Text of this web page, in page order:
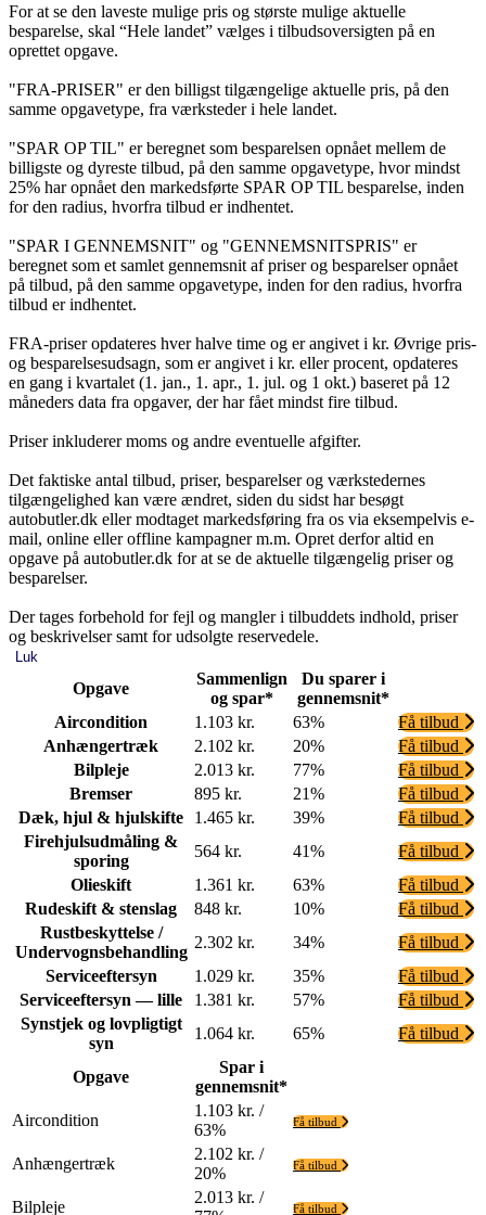
For at se den laveste mulige pris og største mulige aktuelle
besparelse, skal “Hele landet” vælges i tilbudsoversigten på en
oprettet opgave.
"FRA-PRISER" er den billigst tilgængelige aktuelle pris, på den
samme opgavetype, fra værksteder i hele landet.
"SPAR OP TIL" er beregnet som besparelsen opnået mellem de
billigste og dyreste tilbud, på den samme opgavetype, hvor mindst
25% har opnået den markedsførte SPAR OP TIL besparelse, inden
for den radius, hvorfra tilbud er indhentet.
"SPAR I GENNEMSNIT" og "GENNEMSNITSPRIS" er
beregnet som et samlet gennemsnit af priser og besparelser opnået
på tilbud, på den samme opgavetype, inden for den radius, hvorfra
tilbud er indhentet.
FRA-priser opdateres hver halve time og er angivet i kr. Øvrige pris-
og besparelsesudsagn, som er angivet i kr. eller procent, opdateres
en gang i kvartalet (1. jan., 1. apr., 1. jul. og 1 okt.) baseret på 12
måneders data fra opgaver, der har fået mindst fire tilbud.
Priser inkluderer moms og andre eventuelle afgifter.
Det faktiske antal tilbud, priser, besparelser og værkstedernes
tilgængelighed kan være ændret, siden du sidst har besøgt
autobutler.dk eller modtaget markedsføring fra os via eksempelvis e-
mail, online eller offline kampagner m.m. Opret derfor altid en
opgave på autobutler.dk for at se de aktuelle tilgængelig priser og
besparelser.
Der tages forbehold for fejl og mangler i tilbuddets indhold, priser
og beskrivelser samt for udsolgte reservedele.
Luk
Opgave
Sammenlign
og spar*
Du sparer i
gennemsnit*
Aircondition
1.103 kr. 63%
Få tilbud
Anhængertræk
2.102 kr. 20%
Få tilbud
Bilpleje
2.013 kr. 77%
Få tilbud
Bremser
895 kr. 21%
Få tilbud
Dæk, hjul & hjulskifte
1.465 kr. 39%
Få tilbud
Firehjulsudmåling &
sporing
564 kr. 41%
Få tilbud
Olieskift
1.361 kr. 63%
Få tilbud
Rudeskift & stenslag
848 kr. 10%
Få tilbud
Rustbeskyttelse /
Undervognsbehandling
2.302 kr. 34%
Få tilbud
Serviceeftersyn
1.029 kr. 35%
Få tilbud
Serviceeftersyn — lille
1.381 kr. 57%
Få tilbud
Synstjek og lovpligtigt
syn
1.064 kr. 65% Få tilbud
Opgave
Spar i
gennemsnit*
Aircondition
1.103 kr. /
63%
Få tilbud
Anhængertræk
2.102 kr. /
20%
Få tilbud
Bilpleje
2.013 kr. /
Få tilbud